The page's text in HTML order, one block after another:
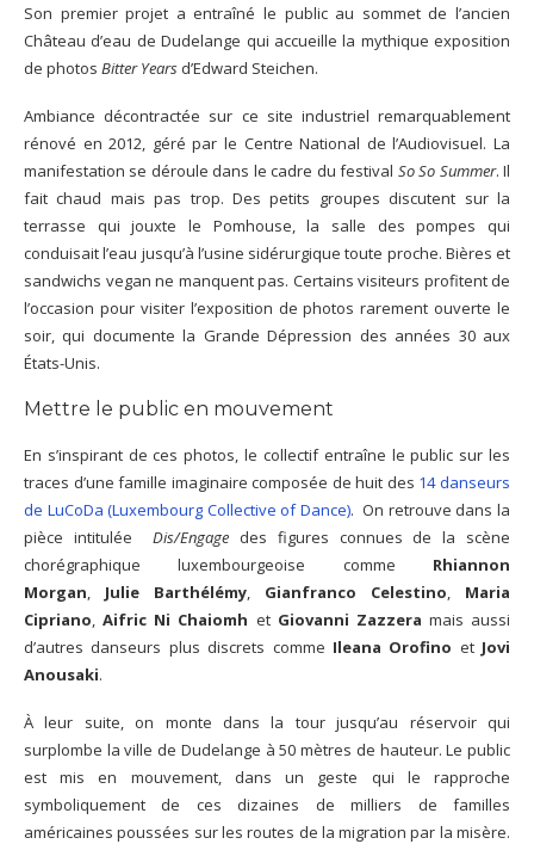
Son premier projet a entraîné le public au sommet de l’ancien
Château d’eau de Dudelange qui accueille la mythique exposition
de photos Bitter Years d’Edward Steichen.
Ambiance décontractée sur ce site industriel remarquablement
rénové en 2012, géré par le Centre National de l’Audiovisuel. La
manifestation se déroule dans le cadre du festival So So Summer. Il
fait chaud mais pas trop. Des petits groupes discutent sur la
terrasse qui jouxte le Pomhouse, la salle des pompes qui
conduisait l’eau jusqu’à l’usine sidérurgique toute proche. Bières et
sandwichs vegan ne manquent pas. Certains visiteurs profitent de
l’occasion pour visiter l’exposition de photos rarement ouverte le
soir, qui documente la Grande Dépression des années 30 aux
États-Unis.
Mettre le public en mouvement
En s’inspirant de ces photos, le collectif entraîne le public sur les
traces d’une famille imaginaire composée de huit des 14 danseurs
de LuCoDa (Luxembourg Collective of Dance). On retrouve dans la
pièce intituléeDis/Engage des figures connues de la scène
chorégraphique luxembourgeoise comme Rhiannon
Morgan
Julie Barthélémy Gianfranco Celestino
Maria
Cipriano ,Aifric Ni Chaiomh et Giovanni Zazzera mais aussi
d’autres danseurs plus discrets comme Ileana Orofino et Jovi
Anousaki.
À leur suite, on monte dans la tour jusqu’au réservoir qui
surplombe la ville de Dudelange à 50 mètres de hauteur. Le public
est mis en mouvement, dans un geste qui le rapproche
symboliquement de ces dizaines de milliers de familles
américaines poussées sur les routes de la migration par la misère.